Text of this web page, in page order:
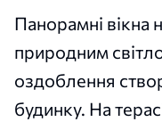
Панорамні вікна
природним
оздоблення
будинку. На